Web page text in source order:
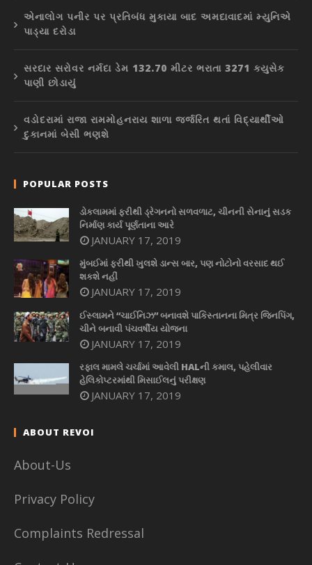
એનાલોગ પનીર પર પ્રતિબંધ મુકાયા બાદ અમદાવાદમાં મ્યુનિએ
પાડ્યા દરોડા
સરદાર સરોવર નર્મદા ડેમ 132.70 મીટર ભરાતા 3271 ક્યુસેક
પાણી છોડાયું
વડોદરામાં રાજા રામમોહનરાય શાળા જર્જરિત થતાં વિદ્યાર્થીઓ
દુકાનમાં બેસી ભણશે
POPULAR POSTS
ડોકલામમાં ફરીથી ડ્રેગનનો સળવળાટ, ચીનની સેનાનું સડક
નિર્માણ કાર્ય પૂર્ણતાના આરે
JANUARY 17, 2019
મુંબઈમાં ફરીથી ખુલશે ડાન્સ બાર, પણ નોટોનો વરસાદ થઈ
શકશે નહીં
JANUARY 17, 2019
ઈસ્લામને “ચાઈનિઝ” બનાવશે પાકિસ્તાનના મિત્ર જિનપિંગ,
ચીને બનાવી પંચવર્ષીય યોજના
JANUARY 17, 2019
રફાલ મામલે ચર્ચામાં આવેલી HALની કમાલ, પહેલીવાર
હેલિકોપ્ટરમાંથી મિસાઈલનું પરીક્ષણ
JANUARY 17, 2019
ABOUT REVOI
About-Us
Privacy Policy
Complaints Redressal